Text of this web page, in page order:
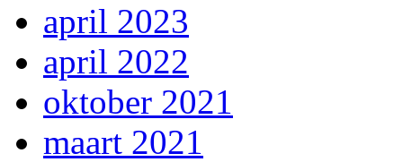
april 2023
april 2022
oktober 2021
maart 2021